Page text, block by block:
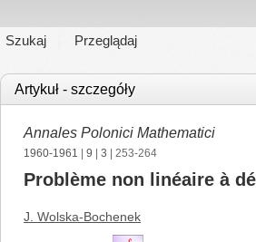
Szukaj Przeglądaj
Artykuł - szczegóły
Annales Polonici Mathematici
1960-1961 9 3 | 253-264
Problème non linéaire à
J. Wolska-Bochenek